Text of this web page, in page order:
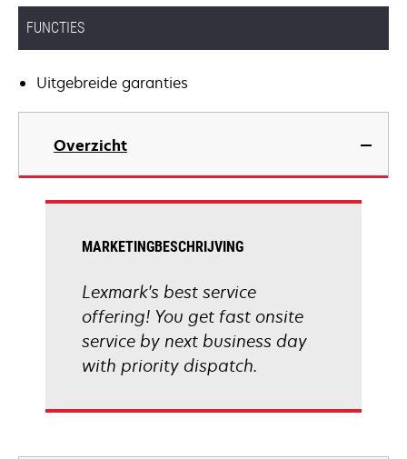
FUNCTIES
Uitgebreide garanties
Overzicht
MARKETINGBESCHRIJVING
Lexmark's best service
offering! You get fast onsite
service by next business day
with priority dispatch.